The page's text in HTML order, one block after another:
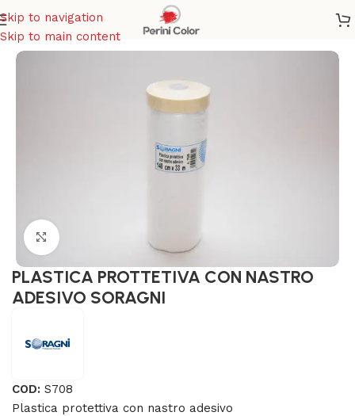
Skip to navigation
Skip to main content
Home/ATTREZZI PER PITTURA
Click to enlarge
PLASTICA PROTTETIVA CON NASTRO
ADESIVO SORAGNI
COD: S708
Plastica protettiva con nastro adesivo